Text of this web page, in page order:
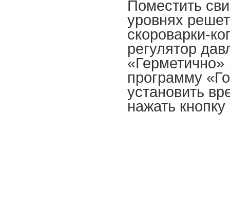
Поместить
уровнях
скороварки-
регулятор
«Герметично»
программу
установить
нажать